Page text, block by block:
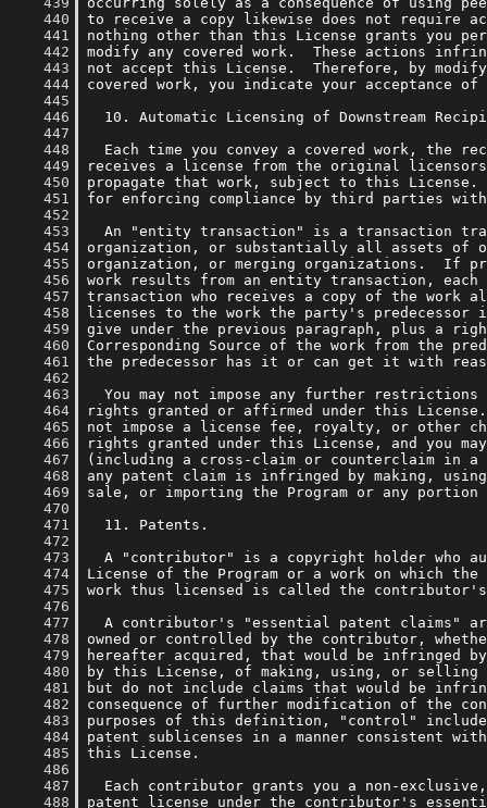
    440
    441
    442
    443
    444
    445
    446
    447
    448
    449
    450
    451
    452
    453
    454
    455
    456
    457
    458
    459
    460
    461
    462
    463
    464
    465
    466
    467
    468
    469
    470
    471
    472
    473
    474
    475
    476
    477
    478
    479
    480
    481
    482
    483
    484
    485
    486
    487
    488